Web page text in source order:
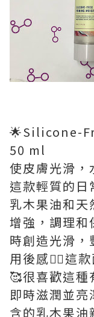
🌟Silicone-
50 ml
使皮膚光滑，
這款輕質的日
乳木果油和天
增強，調理和
時創造光滑，
用後感👉🏻這
🥰很喜歡這種
即時滋潤並
含的乳木果油